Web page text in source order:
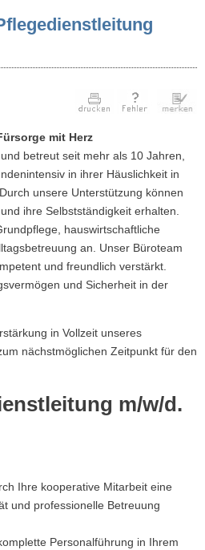
mit Herz
betreut seit mehr als 10 Jahren,
in ihrer Häuslichkeit in
unsere Unterstützung können
ihre Selbstständigkeit erhalten.
hauswirtschaftliche
an. Unser Büroteam
und freundlich verstärkt.
und Sicherheit in der
in Vollzeit unseres
nächstmöglichen Zeitpunkt für den
m/w/d.
Ihre kooperative Mitarbeit eine
und professionelle Betreuung
Personalführung in Ihrem